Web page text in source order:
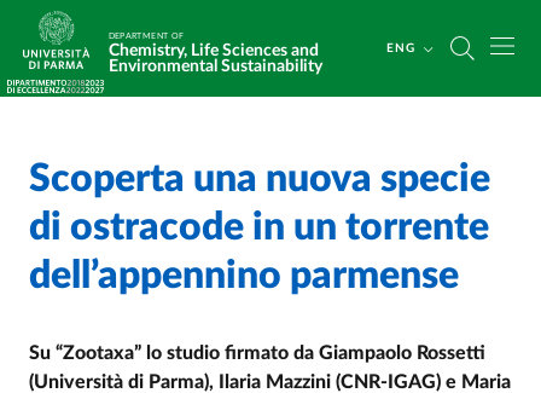
Skip to main content
Skip to footer
DEPARTMENT OF
Chemistry, Life Sciences and
Environmental Sustainability
ENG
Home /
/
Scoperta una nuova specie
di ostracode in un torrente
dell’appennino parmense
Su “Zootaxa” lo studio firmato da Giampaolo Rossetti
(Università di Parma), Ilaria Mazzini (CNR-IGAG) e Maria